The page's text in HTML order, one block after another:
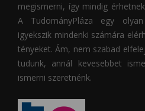
megismerni, így mindig
A TudományPláza egy
igyekszik mindenki számára
tényeket. Ám, nem szabad
tudunk, annál kevesebbet
ismerni szeretnénk.